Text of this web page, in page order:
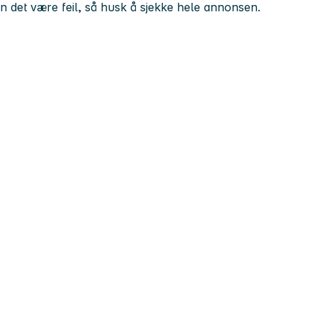
det være feil, så husk å sjekke hele annonsen.